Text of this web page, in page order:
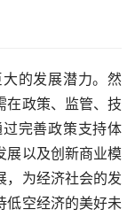
的发展潜力。然
在政策、监管、技
完善政策支持体
展以及创新商业模
，为经济社会的发
低空经济的美好未